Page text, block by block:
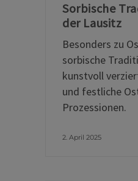
Sorbische
der Lausitz
Besonders zu
sorbische
kunstvoll
und festliche
Prozessionen.
2. April 2025